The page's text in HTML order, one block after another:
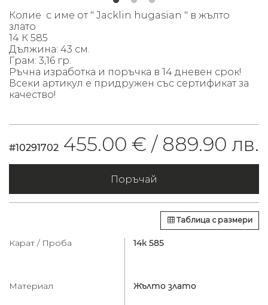
Колие с име от " Jacklin hugasian " в жълто
злато
14 К 585
Дължина: 43 см.
Грам: 3,16 гр.
Ръчна изработка и поръчка в 14 дневен срок!
Всеки артикул е придружен със сертификат за
качество!
#10291702 455.00 € / 889.90 лв.
Поръчай
Таблица с размери
Карат / Проба 14к 585
Материал Жълто злато